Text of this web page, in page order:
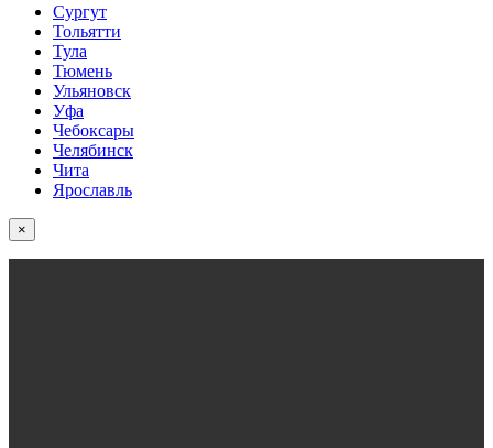
Сургут
Тольятти
Тула
Тюмень
Ульяновск
Уфа
Чебоксары
Челябинск
Чита
Ярославль
×